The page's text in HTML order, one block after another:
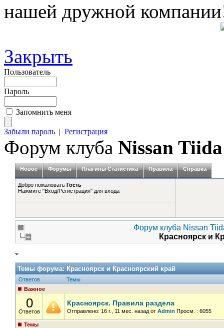
нашей дружной
Закрыть
Пользователь
Пароль
Запомнить меня
Забыли пароль | Регистрация
Форум клуба Nissan Tiida
Новое Форумы Плагины Статистика Правила Справка
Добро пожаловать Гость
Нажмите "Вход/Регистрация" для входа
Форум клуба Nissan
Красноярск и
Темы форума:Красноярск и Красноярский край
Ответов
Темы
Важное
0
Ответов
Красноярск. Правила раздела
Отправлено: 16 г., 11 мес. назад от Admin Просм. : 6055
Темы